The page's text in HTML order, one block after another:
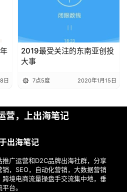
日
2019最受关注的东南亚创投
大事
7点5度 2020年1月15日
营，上出海笔记
出海笔记
广运营和D2C品牌出海社群，分享
，SEO，自动化营销，大数据营销
境电商流量操盘手交流集中地，垂
台。